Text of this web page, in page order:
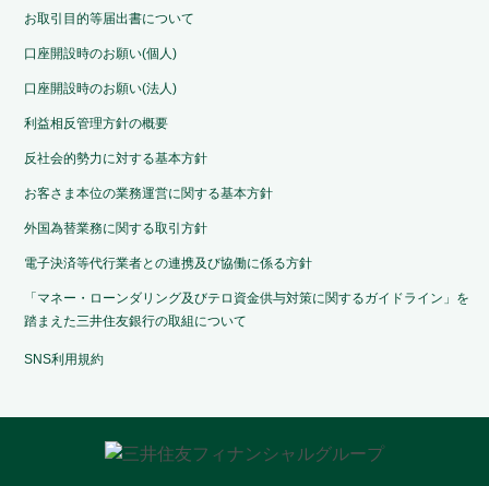
お取引目的等届出書について
口座開設時のお願い(個人)
口座開設時のお願い(法人)
利益相反管理方針の概要
反社会的勢力に対する基本方針
お客さま本位の業務運営に関する基本方針
外国為替業務に関する取引方針
電子決済等代行業者との連携及び協働に係る方針
「マネー・ローンダリング及びテロ資金供与対策に関するガイドライン」を
踏まえた三井住友銀行の取組について
SNS利用規約